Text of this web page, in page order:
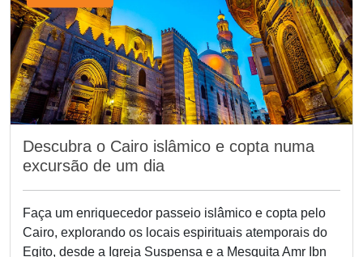
Descubra o Cairo islâmico e copta numa
excursão de um dia
Faça um enriquecedor passeio islâmico e copta pelo
Cairo, explorando os locais espirituais atemporais do
Egito, desde a Igreja Suspensa e a Mesquita Amr Ibn